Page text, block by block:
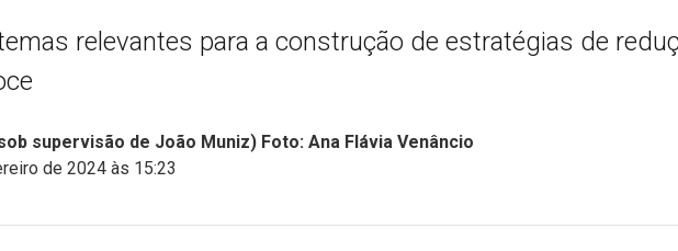
relevantes para a construção de estratégias de
supervisão de João Muniz) Foto: Ana Flávia Venâncio
de 2024 às 15:23